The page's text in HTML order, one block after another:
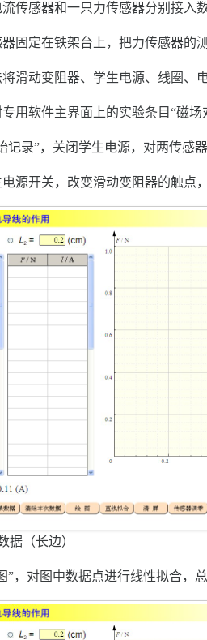
传感器和一只力传感器分别接入
固定在铁架台上，把力传感器的
滑动变阻器、学生电源、线圈、
用软件主界面上的实验条目“磁场
记录”，关闭学生电源，对两传感
源开关，改变滑动变阻器的触点
据（长边）
”，对图中数据点进行线性拟合，